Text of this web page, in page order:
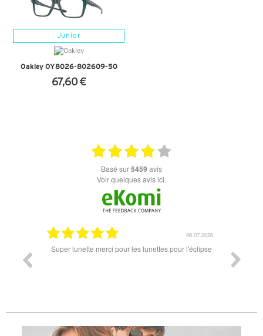
Junior
Oakley OY8026-802609-50
67,60 €
basé sur5459 avis
Voir quelques avis ici.
06.07.2026
Super lunette merci pour les lunettes pour l'éclipse